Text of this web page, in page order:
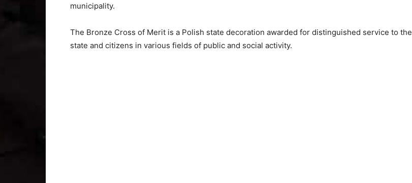
municipality.
The Bronze Cross of Merit is a Polish state decoration awarded for distinguished service to the
state and citizens in various fields of public and social activity.